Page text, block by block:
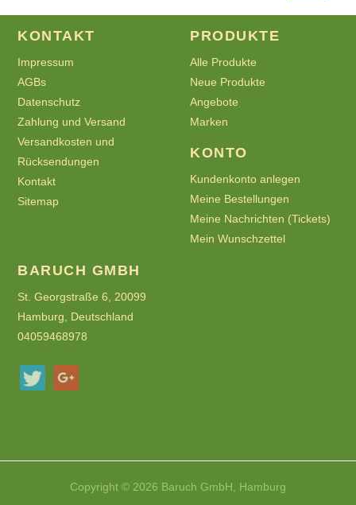
KONTAKT
Impressum
AGBs
Datenschutz
Zahlung und Versand
Versandkosten und
Rücksendungen
Kontakt
Sitemap
PRODUKTE
Alle Produkte
Neue Produkte
Angebote
Marken
KONTO
Kundenkonto anlegen
Meine Bestellungen
Meine Nachrichten (Tickets)
Mein Wunschzettel
BARUCH GMBH
St. Georgstraße 6, 20099
Hamburg, Deutschland
04059468978
Copyright © 2026 Baruch GmbH, Hamburg